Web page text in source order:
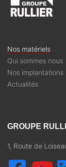
Nos matériels
Qui sommes nous
Nos implantations
Actualités
GROUPE
1, Route de